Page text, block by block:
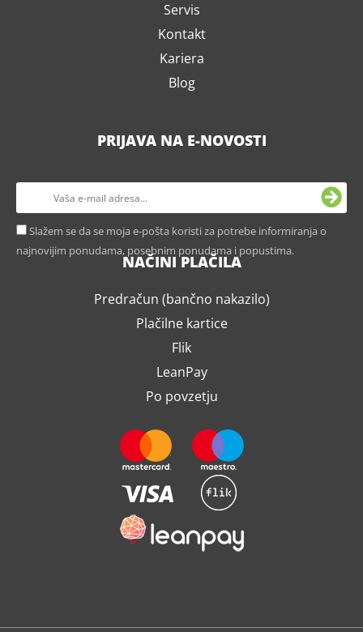
Servis
Kontakt
Kariera
Blog
PRIJAVA NA E-NOVOSTI
Slažem se da se moja e-pošta koristi za potrebe informiranja o
najnovijim ponudama, posebnim ponudama i popustima.
NAČINI PLAČILA
Predračun (bančno nakazilo)
Plačilne kartice
Flik
LeanPay
Po povzetju